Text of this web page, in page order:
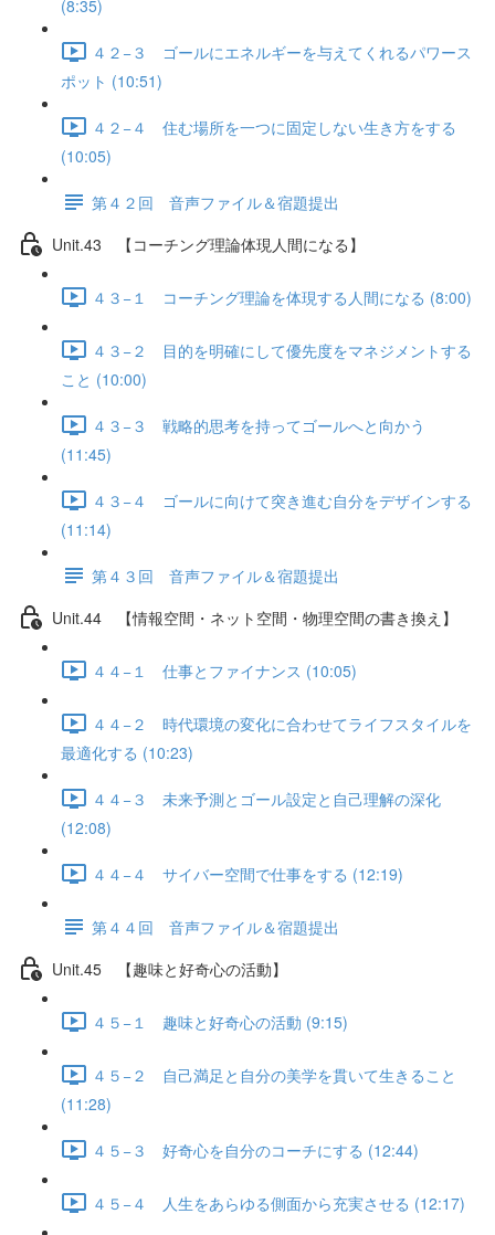
(8:35)
４２−３ ゴールにエネルギーを与えてくれるパワース
ポット (10:51)
４２−４ 住む場所を一つに固定しない生き方をする
(10:05)
第４２回 音声ファイル＆宿題提出
Unit.43 【コーチング理論体現人間になる】
４３−１ コーチング理論を体現する人間になる (8:00)
４３−２ 目的を明確にして優先度をマネジメントする
こと (10:00)
４３−３ 戦略的思考を持ってゴールへと向かう
(11:45)
４３−４ ゴールに向けて突き進む自分をデザインする
(11:14)
第４３回 音声ファイル＆宿題提出
Unit.44 【情報空間・ネット空間・物理空間の書き換え】
４４−１ 仕事とファイナンス (10:05)
４４−２ 時代環境の変化に合わせてライフスタイルを
最適化する (10:23)
４４−３ 未来予測とゴール設定と自己理解の深化
(12:08)
４４−４ サイバー空間で仕事をする (12:19)
第４４回 音声ファイル＆宿題提出
Unit.45 【趣味と好奇心の活動】
４５−１ 趣味と好奇心の活動 (9:15)
４５−２ 自己満足と自分の美学を貫いて生きること
(11:28)
４５−３ 好奇心を自分のコーチにする (12:44)
４５−４ 人生をあらゆる側面から充実させる (12:17)